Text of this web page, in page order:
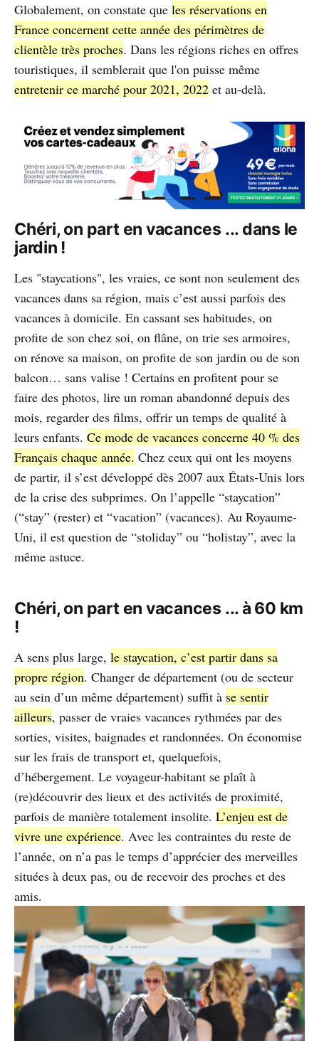
Globalement, on constate que les réservations en
France concernent cette année des périmètres de
clientèle très proches. Dans les régions riches en offres
touristiques, il semblerait que l'on puisse même
entretenir ce marché pour 2021, 2022 et au-delà.
Chéri, on part en vacances ... dans le
jardin !
Les "staycations", les vraies, ce sont non seulement des
vacances dans sa région, mais c’est aussi parfois des
vacances à domicile. En cassant ses habitudes, on
profite de son chez soi, on flâne, on trie ses armoires,
on rénove sa maison, on profite de son jardin ou de son
balcon… sans valise ! Certains en profitent pour se
faire des photos, lire un roman abandonné depuis des
mois, regarder des films, offrir un temps de qualité à
leurs enfants. Ce mode de vacances concerne 40 % des
Français chaque année. Chez ceux qui ont les moyens
de partir, il s’est développé dès 2007 aux États-Unis lors
de la crise des subprimes. On l’appelle “staycation”
(“stay” (rester) et “vacation” (vacances). Au Royaume-
Uni, il est question de “stoliday” ou “holistay”, avec la
même astuce.
Chéri, on part en vacances ... à 60 km
!
A sens plus large, le staycation, c’est partir dans sa
propre région. Changer de département (ou de secteur
au sein d’un même département) suffit à se sentir
ailleurs, passer de vraies vacances rythmées par des
sorties, visites, baignades et randonnées. On économise
sur les frais de transport et, quelquefois,
d’hébergement. Le voyageur-habitant se plaît à
(re)découvrir des lieux et des activités de proximité,
parfois de manière totalement insolite. L’enjeu est de
vivre une expérience. Avec les contraintes du reste de
l’année, on n’a pas le temps d’apprécier des merveilles
situées à deux pas, ou de recevoir des proches et des
amis.